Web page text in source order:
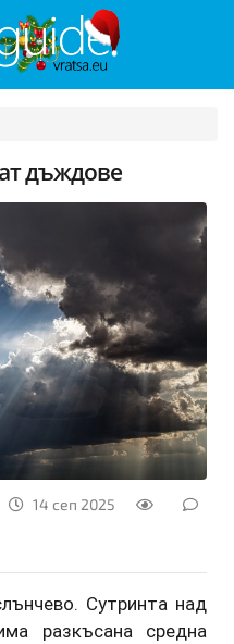
дъждове
14 сеп 2025
Сутринта над
разкъсана средна